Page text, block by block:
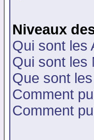
Niveaux
Qui sont les
Qui sont les
Que sont
Comment
Comment